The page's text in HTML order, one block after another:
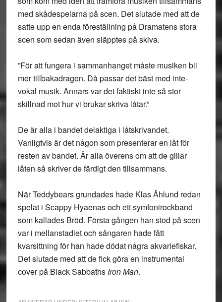
med skådespelarna på scen. Det slutade med att de
satte upp en enda föreställning på Dramatens stora
scen som sedan även släpptes på skiva.
”För att fungera i sammanhanget måste musiken bli
mer tillbakadragen. Då passar det bäst med inte-
vokal musik. Annars var det faktiskt inte så stor
skillnad mot hur vi brukar skriva låtar.”
De är alla i bandet delaktiga i låtskrivandet.
Vanligtvis är det någon som presenterar en låt för
resten av bandet. Är alla överens om att de gillar
låten så skriver de färdigt den tillsammans.
När Teddybears grundades hade Klas Åhlund redan
spelat i Scappy Hyaenas och ett symfonirockband
som kallades Bröd. Första gången han stod på scen
var i mellanstadiet och sångaren hade fått
kvarsittning för han hade dödat några akvariefiskar.
Det slutade med att de fick göra en instrumental
cover på Black Sabbaths Iron Man.